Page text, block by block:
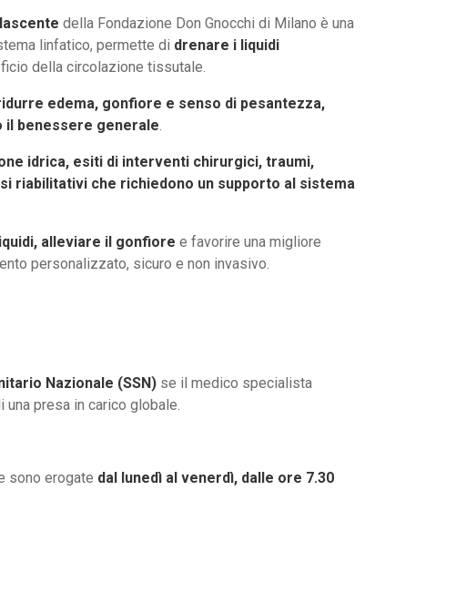
della Fondazione Don Gnocchi di Milano è una
linfatico, permette di drenare i liquidi
della circolazione tissutale.
edema, gonfiore e senso di pesantezza,
il benessere generale.
idrica, esiti di interventi chirurgici, traumi,
riabilitativi che richiedono un supporto al sistema
alleviare il gonfiore e favorire una migliore
personalizzato, sicuro e non invasivo.
Nazionale (SSN) se il medico specialista
una presa in carico globale.
sono erogate dal lunedì al venerdì, dalle ore 7.30